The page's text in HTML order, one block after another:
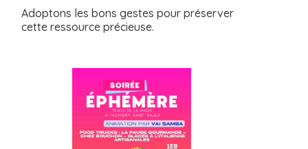
Adoptons les bons gestes pour préserver
cette ressource précieuse.